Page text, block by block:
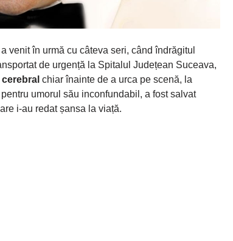
venit în urmă cu câteva seri, când îndrăgitul
de urgență la Spitalul Județean Suceava,
chiar înainte de a urca pe scenă, la
umorul său inconfundabil, a fost salvat
i-au redat șansa la viață.